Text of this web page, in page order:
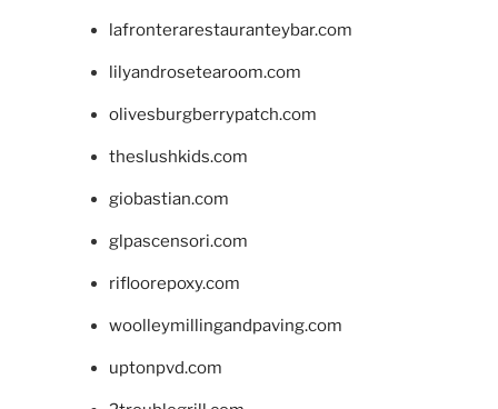
lafronterarestauranteybar.com
lilyandrosetearoom.com
olivesburgberrypatch.com
theslushkids.com
giobastian.com
glpascensori.com
rifloorepoxy.com
woolleymillingandpaving.com
uptonpvd.com